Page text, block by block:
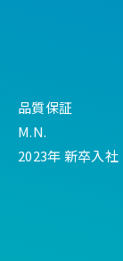
品質保証
M.N.
2023年 新卒入社
生産技術 S.Y.
工事技術 T.Y.